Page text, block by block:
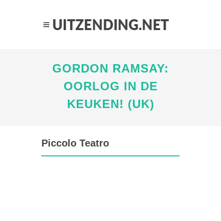
GORDON RAMSAY:
OORLOG IN DE
KEUKEN! (UK)
Piccolo Teatro